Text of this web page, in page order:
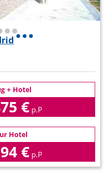
+ Hotel
€ p.P
Hotel
€ p.P